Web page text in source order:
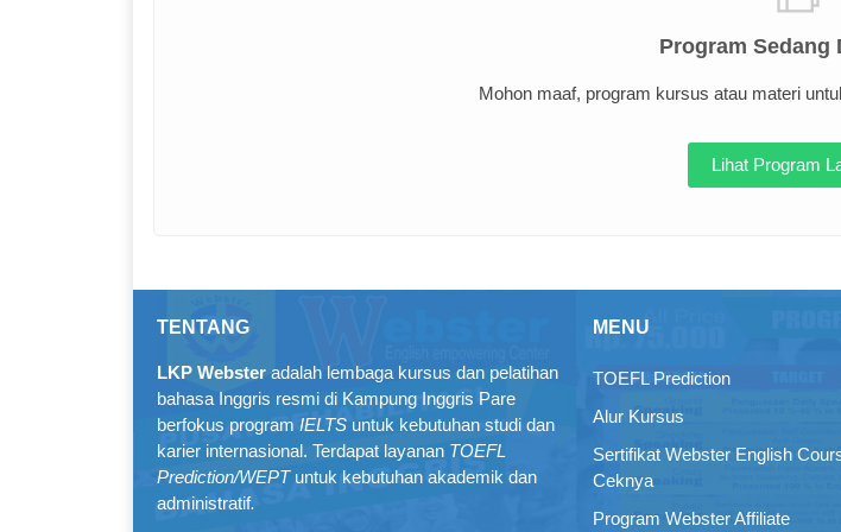
Program Sedang
Mohon maaf, program kursus atau materi
Lihat Program
TENTANG
LKP Webster adalah lembaga kursus dan pelatihan
bahasa Inggris resmi di Kampung Inggris Pare
berfokus program IELTS untuk kebutuhan studi dan
karier internasional. Terdapat layanan TOEFL
Prediction/WEPTuntuk kebutuhan akademik dan
administratif.
MENU
TOEFL Prediction
Alur Kursus
Sertifikat Webster English
Ceknya
Program Webster Affiliate